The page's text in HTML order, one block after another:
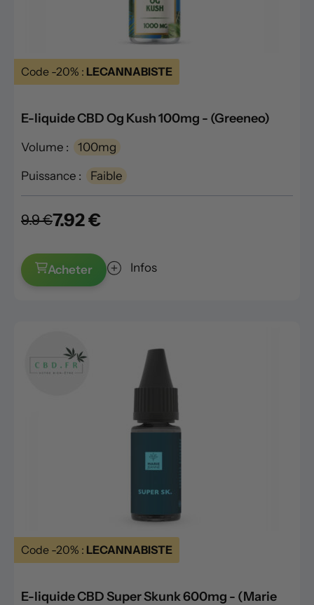
Code -20% : LECANNABISTE
E-liquide CBD Og Kush 100mg - (Greeneo)
Volume : 100mg
Puissance : Faible
9.9 €7.92 €
Acheter Infos
Code -20% : LECANNABISTE
E-liquide CBD Super Skunk 600mg - (Marie